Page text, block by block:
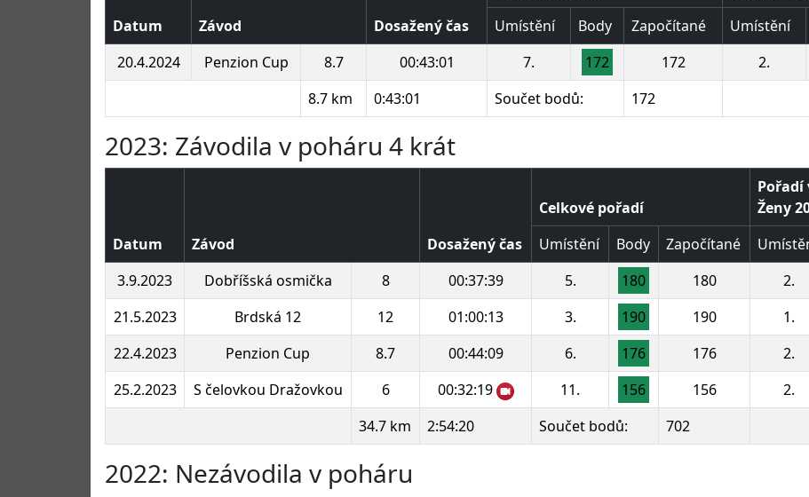
Datum Závod Dosažený čas
Umístění
Body Započítané Umístění
20.4.2024
Penzion Cup 8.7 00:43:01 7. 172 172 2.
8.7 km
0:43:01 Součet bodů: 172
2023: Závodila v poháru 4 krát
Datum Závod Dosažený čas
Celkové pořadí
Ženy
Umístění
Body Započítané
3.9.2023
Dobříšská osmička 8 00:37:39 5. 180 180 2.
21.5.2023
Brdská 12 12 01:00:13 3. 190 190 1.
22.4.2023
Penzion Cup 8.7 00:44:09 6. 176 176 2.
25.2.2023
S čelovkou Dražovkou 6 00:32:19 11. 156 156 2.
34.7 km
2:54:20 Součet bodů: 702
2022: Nezávodila v poháru